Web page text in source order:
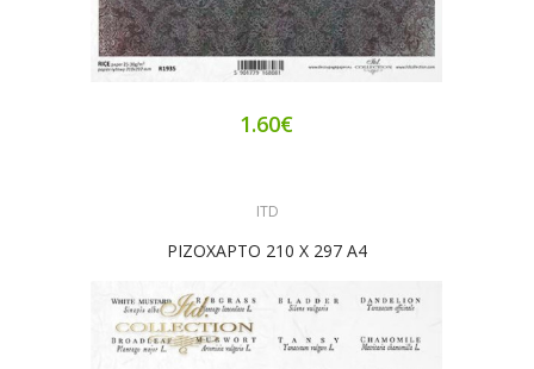
1.60€
ITD
ΡΙΖΟΧΑΡΤΟ 210 Χ 297 Α4